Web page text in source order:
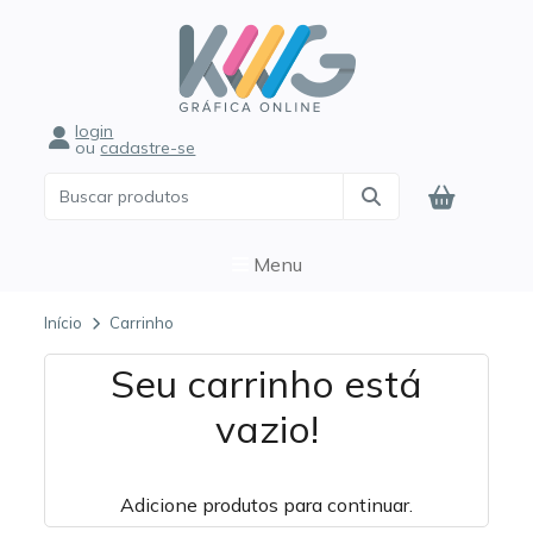
login
oucadastre-se
Menu
Início Carrinho
Seu carrinho está
vazio!
Adicione produtos para continuar.